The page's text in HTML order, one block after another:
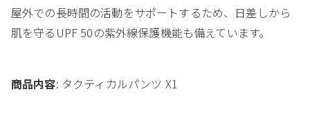
屋外での長時間の活動をサポートするため、日差しから
肌を守るUPF 50の紫外線保護機能も備えています。
商品内容: タクティカルパンツ X1